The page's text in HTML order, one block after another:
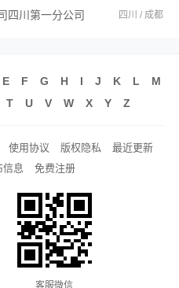
四川第一分公司 四川 / 成都
E F G H I J K L
M
T U V W X Y Z
使用协议 版权隐私
最近更新
信息 免费注册
客服微信